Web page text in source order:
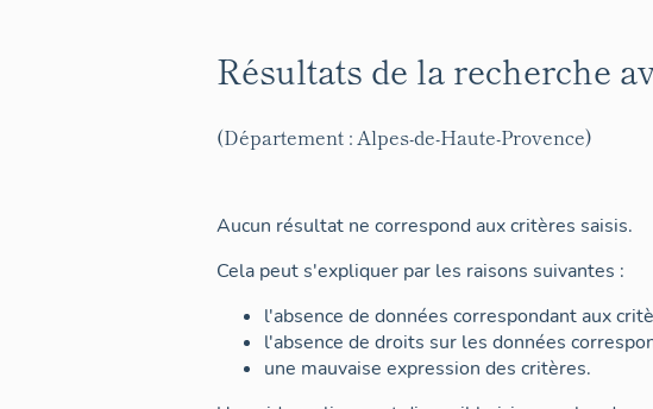
Résultats de la recherche
(Département : Alpes-de-Haute-Provence)
Aucun résultat ne correspond aux critères saisis.
Cela peut s'expliquer par les raisons suivantes :
l'absence de données correspondant aux
l'absence de droits sur les données
une mauvaise expression des critères.